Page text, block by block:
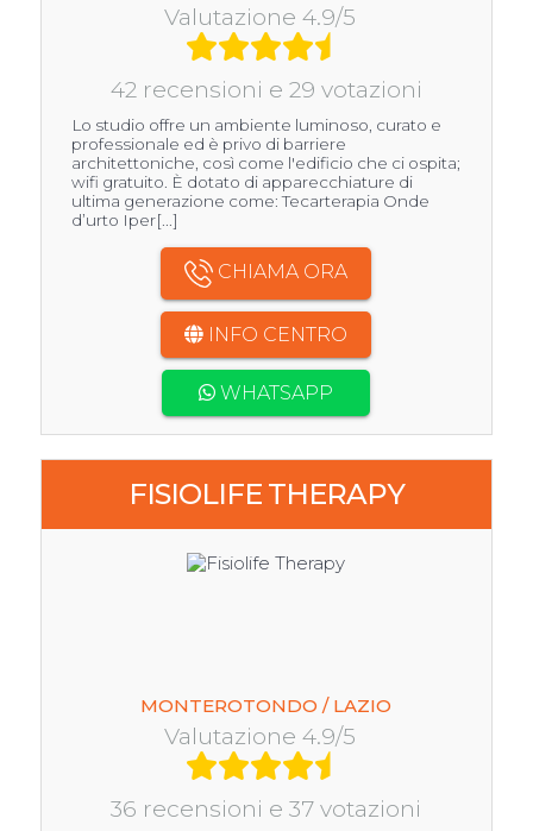
Valutazione 4.9/5
42 recensioni e 29 votazioni
Lo studio offre un ambiente luminoso, curato e
professionale ed è privo di barriere
architettoniche, così come l'edificio che ci ospita;
wifi gratuito. È dotato di apparecchiature di
ultima generazione come: Tecarterapia Onde
d’urto Iper[...]
CHIAMA ORA
INFO CENTRO
WHATSAPP
FISIOLIFE THERAPY
MONTEROTONDO / LAZIO
Valutazione 4.9/5
36 recensioni e 37 votazioni